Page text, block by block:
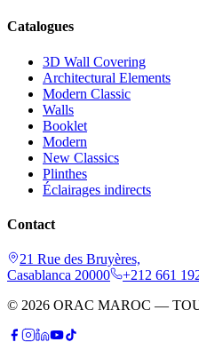
Catalogues
3D Wall Covering
Architectural Elements
Modern Classic
Walls
Booklet
Modern
New Classics
Plinthes
Éclairages indirects
Contact
21 Rue des Bruyères,
Casablanca 20000
+212 661
© 2026 ORAC MAROC —